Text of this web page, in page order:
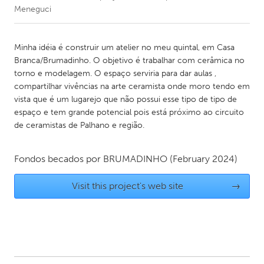
CANADA
Amherstburg
Kingston
Kitchener-Waterloo
New Glasgow
Newmarket
Ottawa
South Shore
Toronto
Kuala Lumpur
Meneguci
Minha idéia é construir um atelier no meu quintal, em Casa
Branca/Brumadinho. O objetivo é trabalhar com cerâmica no
torno e modelagem. O espaço serviria para dar aulas ,
compartilhar vivências na arte ceramista onde moro tendo em
vista que é um lugarejo que não possui esse tipo de tipo de
espaço e tem grande potencial pois está próximo ao circuito
de ceramistas de Palhano e região.
Fondos becados por BRUMADINHO (February 2024)
Visit this project's web site →